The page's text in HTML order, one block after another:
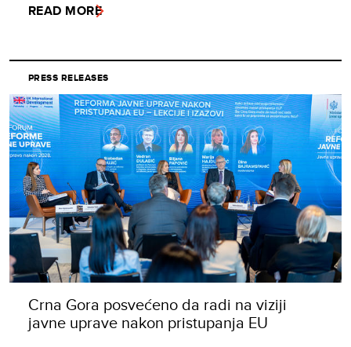
READ MORE
PRESS RELEASES
Crna Gora posvećeno da radi na viziji
javne uprave nakon pristupanja EU